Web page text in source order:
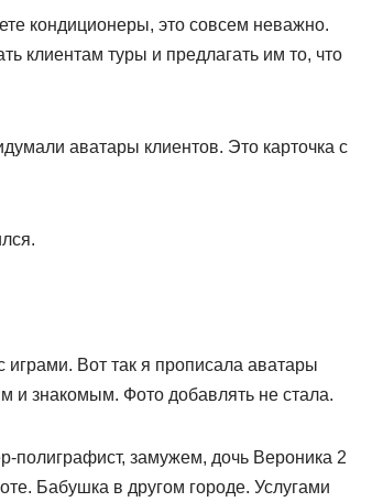
кондиционеры, это совсем неважно.
клиентам туры и предлагать им то, что
аватары клиентов. Это карточка с
Вот так я прописала аватары
и знакомым. Фото добавлять не стала.
полиграфист, замужем, дочь Вероника 2
Бабушка в другом городе. Услугами